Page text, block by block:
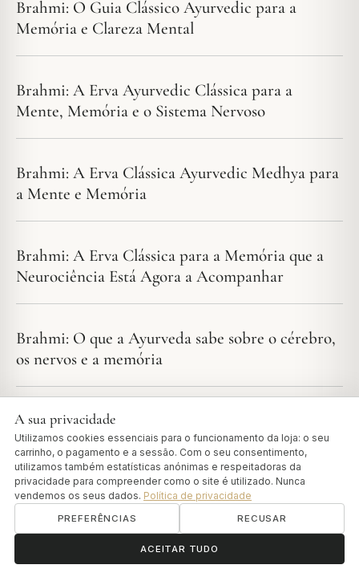
Brahmi: O Guia Clássico Ayurvedic para a
Memória e Clareza Mental
Brahmi: A Erva Ayurvedic Clássica para a
Mente, Memória e o Sistema Nervoso
Brahmi: A Erva Clássica Ayurvedic Medhya para
a Mente e Memória
Brahmi: A Erva Clássica para a Memória que a
Neurociência Está Agora a Acompanhar
Brahmi: O que a Ayurveda sabe sobre o cérebro,
os nervos e a memória
Buying Authentic Kuzhambu in Europe
Comprar Produtos Ayurvedic na Europa: Um
Guia para Qualidade Autêntica
Castor Oil in Ayurveda: Eranda Guide
A sua privacidade
Utilizamos cookies essenciais para o funcionamento da loja: o seu
carrinho, o pagamento e a sessão. Com o seu consentimento,
utilizamos também estatísticas anónimas e respeitadoras da
privacidade para compreender como o site é utilizado. Nunca
vendemos os seus dados. Política de privacidade
PREFERÊNCIAS RECUSAR
ACEITAR TUDO